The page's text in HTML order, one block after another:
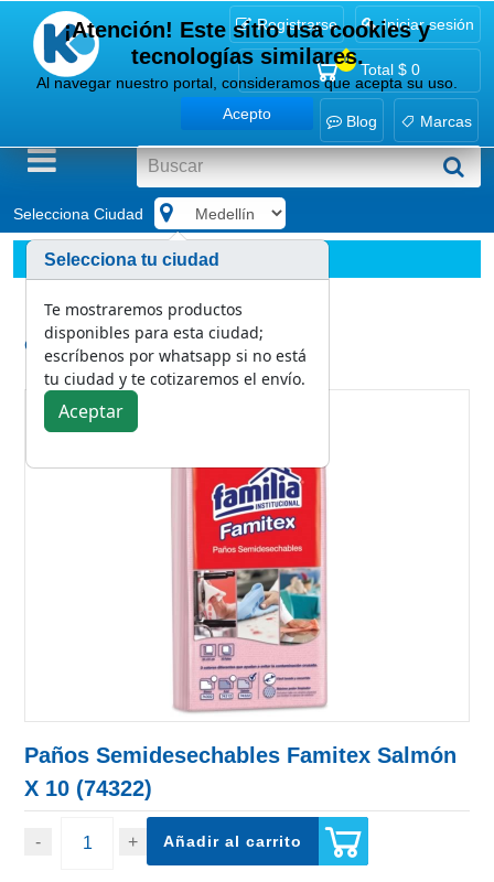
Registrarse Iniciar sesión
0
Total $ 0
Blog Marcas
Selecciona Ciudad
Marcas
Familia
Paños semidesechables Famitex Salmón x 10 (74322)
Categoría:
Familia
Paños Semidesechables Famitex Salmón
X 10 (74322)
Añadir al carrito
¡Atención! Este sitio usa cookies y
tecnologías similares.
Al navegar nuestro portal, consideramos que acepta su uso.
Acepto
Selecciona tu ciudad
Te mostraremos productos
disponibles para esta ciudad;
escríbenos por whatsapp si no está
tu ciudad y te cotizaremos el envío.
Aceptar